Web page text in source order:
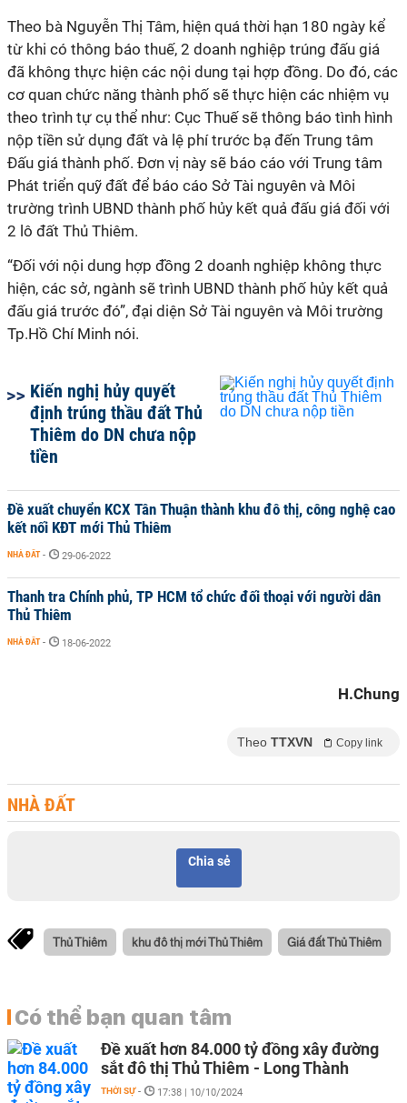
Theo bà Nguyễn Thị Tâm, hiện quá thời hạn 180 ngày kể
từ khi có thông báo thuế, 2 doanh nghiệp trúng đấu giá
đã không thực hiện các nội dung tại hợp đồng. Do đó, các
cơ quan chức năng thành phố sẽ thực hiện các nhiệm vụ
theo trình tự cụ thể như: Cục Thuế sẽ thông báo tình hình
nộp tiền sử dụng đất và lệ phí trước bạ đến Trung tâm
Đấu giá thành phố. Đơn vị này sẽ báo cáo với Trung tâm
Phát triển quỹ đất để báo cáo Sở Tài nguyên và Môi
trường trình UBND thành phố hủy kết quả đấu giá đối với
2 lô đất Thủ Thiêm.
“Đối với nội dung hợp đồng 2 doanh nghiệp không thực
hiện, các sở, ngành sẽ trình UBND thành phố hủy kết quả
đấu giá trước đó”, đại diện Sở Tài nguyên và Môi trường
Tp.Hồ Chí Minh nói.
Kiến nghị hủy quyết
định trúng thầu đất Thủ
Thiêm do DN chưa nộp
tiền
Đề xuất chuyển KCX Tân Thuận thành khu đô thị, công nghệ cao
kết nối KĐT mới Thủ Thiêm
NHÀ ĐẤT - 29-06-2022
Thanh tra Chính phủ, TP HCM tổ chức đối thoại với người dân
Thủ Thiêm
NHÀ ĐẤT - 18-06-2022
H.Chung
Theo TTXVN Copy link
NHÀ ĐẤT
Chia sẻ
Thủ Thiêm khu đô thị mới Thủ Thiêm Giá đất Thủ Thiêm
Có thể bạn quan tâm
Đề xuất hơn 84.000 tỷ đồng xây đường
sắt đô thị Thủ Thiêm - Long Thành
THỜI SỰ - 17:38 | 10/10/2024